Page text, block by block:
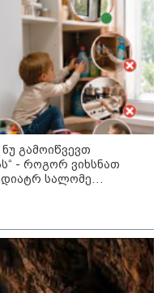
აშშ-ში
ნაწლავურ
უნდა ვიცოდეთ
გამოიწვევთ
- როგორ ვიხსნათ
სალომე